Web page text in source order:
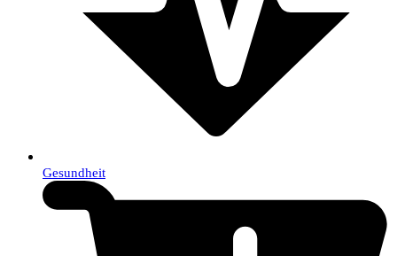
Gesundheit